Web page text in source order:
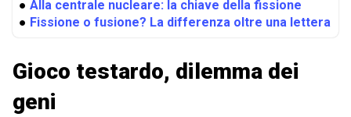
● Alla centrale nucleare: la chiave della fissione
● Fissione o fusione? La differenza oltre una lettera
Gioco testardo, dilemma dei
geni